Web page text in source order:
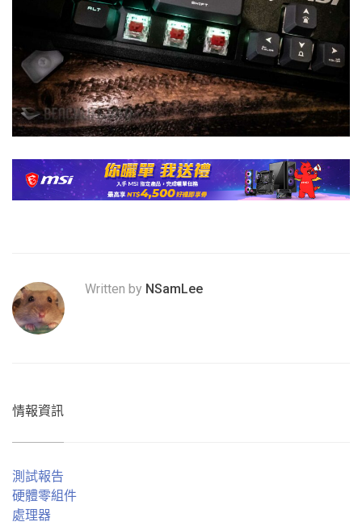
Written by NSamLee
情報資訊
測試報告
硬體零組件
處理器